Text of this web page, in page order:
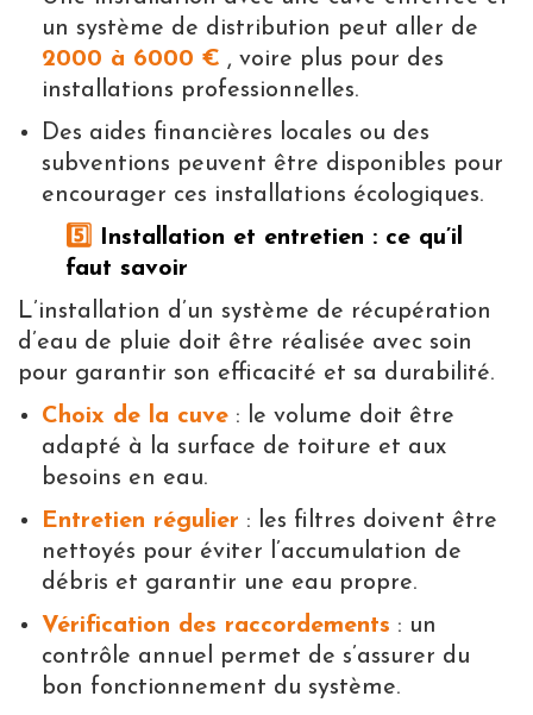
un système de distribution peut aller de
2000 à 6000 € , voire plus pour des
installations professionnelles.
Des aides financières locales ou des
subventions peuvent être disponibles pour
encourager ces installations écologiques.
5️⃣
Installation et entretien : ce qu’il
faut savoir
L’installation d’un système de récupération
d’eau de pluie doit être réalisée avec soin
pour garantir son efficacité et sa durabilité.
Choix de la cuve : le volume doit être
adapté à la surface de toiture et aux
besoins en eau.
Entretien régulier : les filtres doivent être
nettoyés pour éviter l’accumulation de
débris et garantir une eau propre.
Vérification des raccordements : un
contrôle annuel permet de s’assurer du
bon fonctionnement du système.